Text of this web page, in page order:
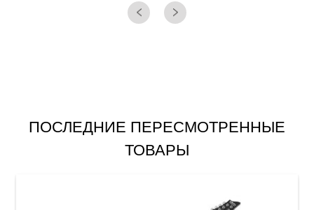
ПОСЛЕДНИЕ ПЕРЕСМОТРЕННЫЕ
ТОВАРЫ